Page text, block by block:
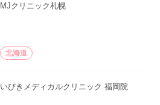
MJクリニック札幌
北海道
いびきメディカルクリニック 福岡院